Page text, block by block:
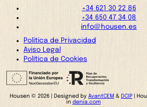
+34 621 30 22 86
+34 650 47 34 08
info@housen.es
Politica de Privacidad
Aviso Legal
Política de Cookies
Housen © 2026 | Designed by AvantCEM & DCIP |
in denia.com